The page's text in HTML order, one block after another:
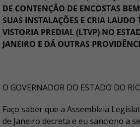
DE CONTENÇÃO DE ENCOSTAS
SUAS INSTALAÇÕES E CRIA LAUDO
VISTORIA PREDIAL (LTVP) NO
JANEIRO E DÁ OUTRAS
O GOVERNADOR DO ESTADO DO
Faço saber que a Assembleia
de Janeiro decreta e eu sanciono a